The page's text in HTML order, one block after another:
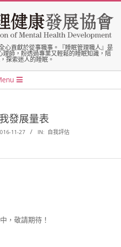
心貢獻於從事職事。『睡眠管理職人』是
師，盼透過專業又輕鬆的睡眠知識，陪
探索迷人的睡眠。
發展量表
11-27 IN: 自我評估
，敬請期待！